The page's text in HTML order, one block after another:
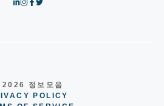
정보모음
POLICY